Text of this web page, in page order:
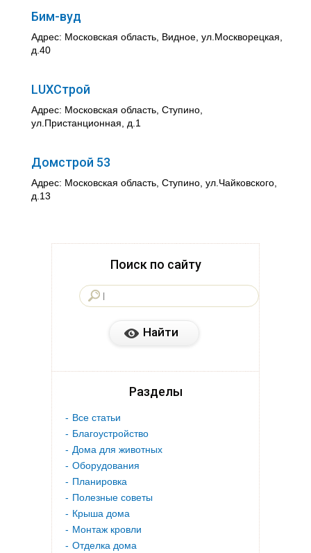
Бим-вуд
Адрес: Московская область, Видное, ул.Москворецкая,
д.40
LUXСтрой
Адрес: Московская область, Ступино,
ул.Пристанционная, д.1
Домстрой 53
Адрес: Московская область, Ступино, ул.Чайковского,
д.13
Поиск по сайту
Разделы
Все статьи
Благоустройство
Дома для животных
Оборудования
Планировка
Полезные советы
Крыша дома
Монтаж кровли
Отделка дома